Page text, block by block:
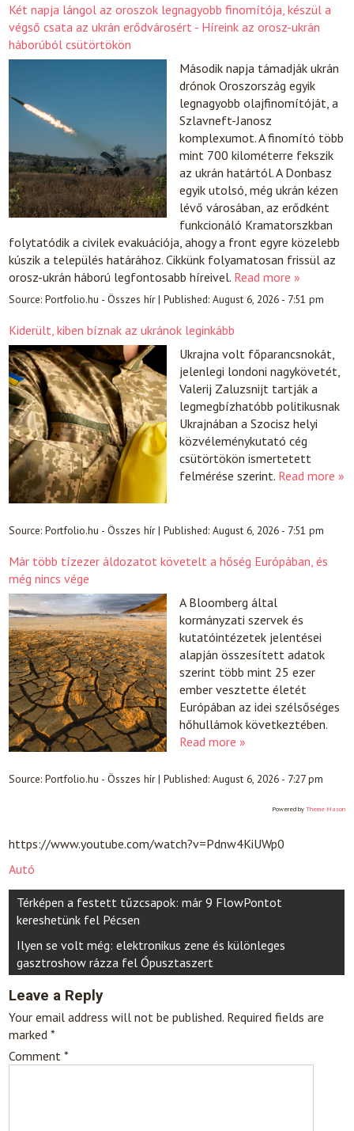
Két napja lángol az oroszok legnagyobb finomítója, készül a
végső csata az ukrán erődvárosért - Híreink az orosz-ukrán
háborúból csütörtökön
Második napja támadják ukrán
drónok Oroszország egyik
legnagyobb olajfinomítóját, a
Szlavneft-Janosz
komplexumot. A finomító több
mint 700 kilométerre fekszik
az ukrán határtól. A Donbasz
egyik utolsó, még ukrán kézen
lévő városában, az erődként
funkcionáló Kramatorszkban
folytatódik a civilek evakuációja, ahogy a front egyre közelebb
kúszik a település határához. Cikkünk folyamatosan frissül az
orosz-ukrán háború legfontosabb híreivel. Read more »
Source:Portfolio.hu - Összes hír|Published:August 6, 2026 - 7:51 pm
Kiderült, kiben bíznak az ukránok leginkább
Ukrajna volt főparancsnokát,
jelenlegi londoni nagykövetét,
Valerij Zaluzsnijt tartják a
legmegbízhatóbb politikusnak
Ukrajnában a Szocisz helyi
közvéleménykutató cég
csütörtökön ismertetett
felmérése szerint. Read more »
Source:Portfolio.hu - Összes hír|Published:August 6, 2026 - 7:51 pm
Már több tízezer áldozatot követelt a hőség Európában, és
még nincs vége
A Bloomberg által
kormányzati szervek és
kutatóintézetek jelentései
alapján összesített adatok
szerint több mint 25 ezer
ember vesztette életét
Európában az idei szélsőséges
hőhullámok következtében.
Read more »
Source:Portfolio.hu - Összes hír|Published:August 6, 2026 - 7:27 pm
Powered by Theme Mason
https://www.youtube.com/watch?v=Pdnw4KiUWp0
Autó
Post
navigation
Térképen a festett tűzcsapok: már 9 FlowPontot
kereshetünk fel Pécsen
Ilyen se volt még: elektronikus zene és különleges
gasztroshow rázza fel Ópusztaszert
Leave a Reply
Your email address will not be published. Required fields are
marked*
Comment*